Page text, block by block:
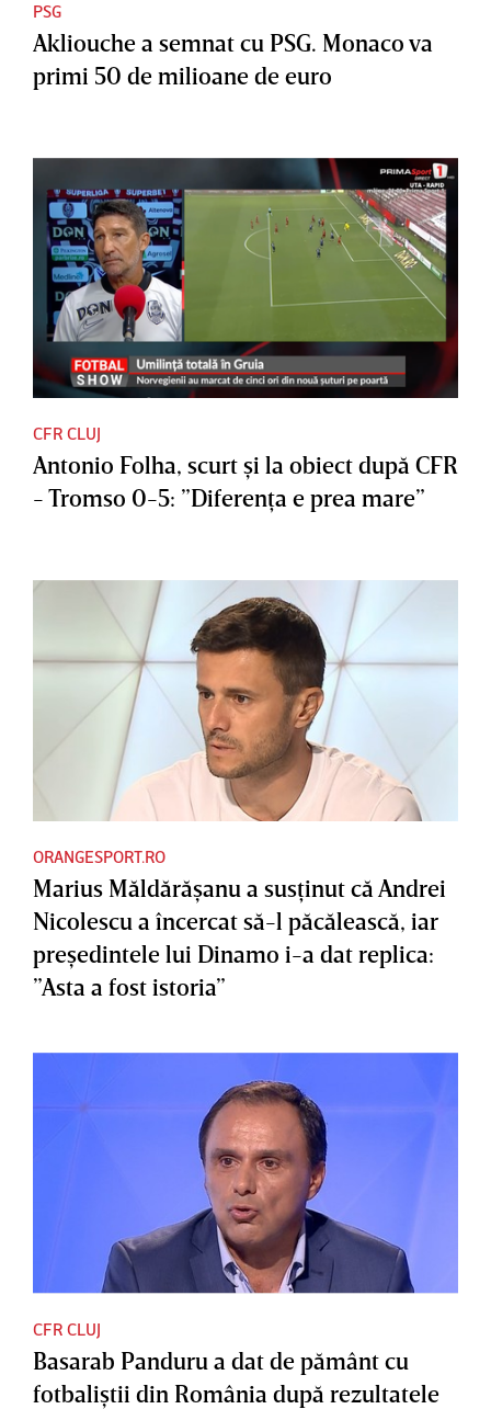
PSG
Akliouche a semnat cu PSG. Monaco va
primi 50 de milioane de euro
CFR CLUJ
Antonio Folha, scurt şi la obiect după CFR
- Tromso 0-5: ”Diferenţa e prea mare”
ORANGESPORT.RO
Marius Măldărăşanu a susţinut că Andrei
Nicolescu a încercat să-l păcălească, iar
preşedintele lui Dinamo i-a dat replica:
”Asta a fost istoria”
CFR CLUJ
Basarab Panduru a dat de pământ cu
fotbaliştii din România după rezultatele